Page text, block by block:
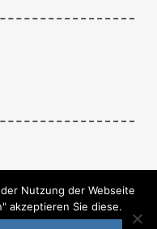
Nutzung der Webseite
akzeptieren Sie diese.